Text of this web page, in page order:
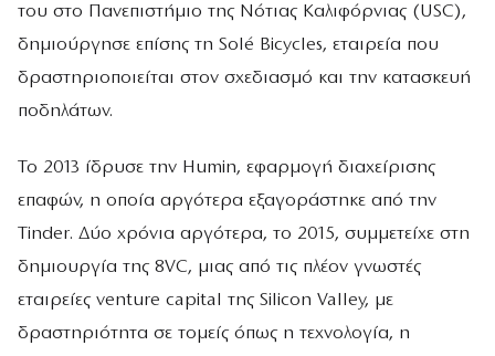
του στο Πανεπιστήμιο της Νότιας Καλιφόρνιας (USC),
δημιούργησε επίσης τη Solé Bicycles, εταιρεία που
δραστηριοποιείται στον σχεδιασμό και την κατασκευή
ποδηλάτων.
Το 2013 ίδρυσε την Humin, εφαρμογή διαχείρισης
επαφών, η οποία αργότερα εξαγοράστηκε από την
Tinder. Δύο χρόνια αργότερα, το 2015, συμμετείχε στη
δημιουργία της 8VC, μιας από τις πλέον γνωστές
εταιρείες venture capital της Silicon Valley, με
δραστηριότητα σε τομείς όπως η τεχνολογία, η